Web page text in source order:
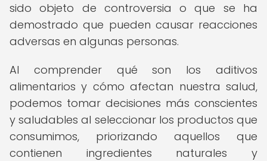
sido objeto de controversia o que se ha
demostrado que pueden causar reacciones
adversas en algunas personas.
Al comprender qué son los aditivos
alimentarios y cómo afectan nuestra salud,
podemos tomar decisiones más conscientes
y saludables al seleccionar los productos que
consumimos, priorizando aquellos que
contienen ingredientes naturales y